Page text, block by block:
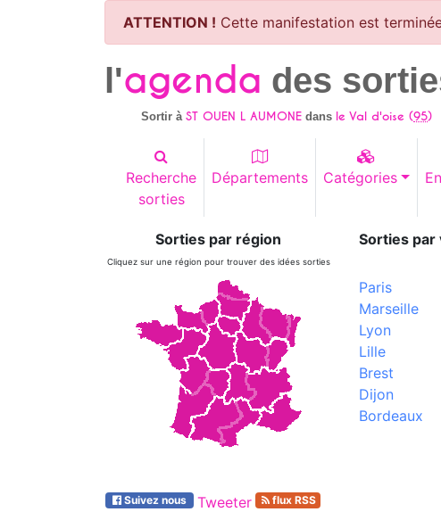
ATTENTION ! Cette manifestation est
l'agenda des
Sortir àST OUEN L AUMONE dans le Val d'oise (95)
Recherche
sorties
Départements Catégories
Sorties par région
Cliquez sur une région pour trouver des idées sorties
Sorties par
Paris
Marseille
Lyon
Lille
Brest
Dijon
Bordeaux
Suivez nous Tweeter flux RSS